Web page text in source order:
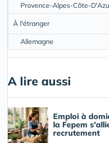
Provence-Alpes-Côte-
À l'étranger
Allemagne
A lire aussi
Emploi à
la Fepem
recrutement